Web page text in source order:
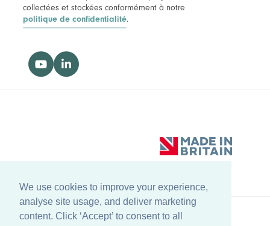
We use cookies to improve your experience,
analyse site usage, and deliver marketing
content. Click ‘Accept’ to consent to all
collectées et stockées conformément à notre
politique de confidentialité.